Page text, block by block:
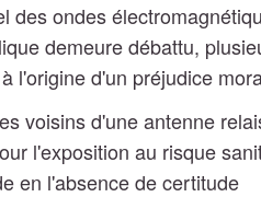
des ondes
demeure débattu,
l'origine d'un préjudice
voisins d'une antenne
l'exposition au risque
en l'absence de certitude